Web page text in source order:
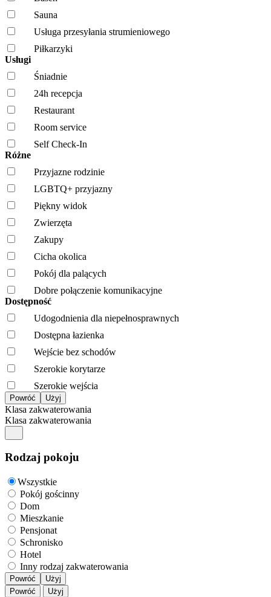
Sauna
Usługa przesyłania strumieniowego
Piłkarzyki
Usługi
Śniadnie
24h recepcja
Restaurant
Room service
Self Check-In
Różne
Przyjazne rodzinie
LGBTQ+ przyjazny
Piękny widok
Zwierzęta
Zakupy
Cicha okolica
Pokój dla palących
Dobre połączenie komunikacyjne
Dostępność
Udogodnienia dla niepełnosprawnych
Dostępna łazienka
Wejście bez schodów
Szerokie korytarze
Szerokie wejścia
Klasa zakwaterowania
Klasa zakwaterowania
Rodzaj pokoju
Wszystkie
Pokój gościnny
Dom
Mieszkanie
Pensjonat
Schronisko
Hotel
Inny rodzaj zakwaterowania
Powróć
Użyj
Powróć
Użyj